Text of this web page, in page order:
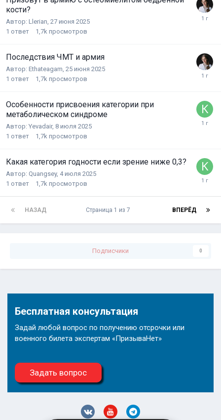
кости?
Автор: Llerian 27 июня 2025
1 ответ 1,7k просмотров
Последствия ЧМТ и армия
Автор: Ethateagam 25 июня 2025
1 ответ 1,7k просмотров
Особенности присвоения категории при
метаболическом синдроме
Автор: Yevadair, 8 июля 2025
1 ответ 1,7k просмотров
Какая категория годности если зрение ниже 0,3?
Автор: Quangsey, 4 июля 2025
1 ответ 1,7k просмотров
НАЗАД ВПЕРЁД
Страница 1 из 7
Подписчики 0
Бесплатная консультация
Задай любой вопрос по получению отсрочки или
военного билета экспертам «ПризываНет»
Задать вопрос